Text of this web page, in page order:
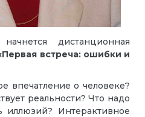
начнется дистанционная
встреча: ошибки и
впечатление о человеке?
реальности? Что надо
иллюзий? Интерактивное